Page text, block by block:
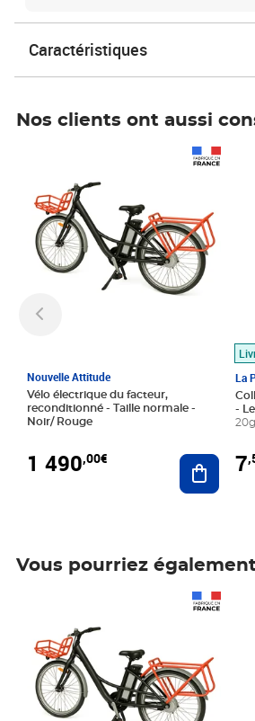
Caractéristiques
Nos clients ont aussi
Nouvelle Attitude
Vélo électrique du facteur,
reconditionné - Taille normale -
Noir/ Rouge
1 490,00€ Ajouter
La
-
7
Vous pourriez